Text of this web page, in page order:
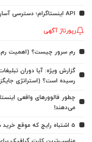
API اینستاگرام؛ دسترسی آسان، سریع و بدون محدودیت به اطلاعات اینستاگرام
رپورتاژ آگهی
رم سرور چیست؟ (اهمیت رم
گزارش ویژه: آیا دوران
رسیده است؟ (استراتژی
چطور فالوورهای واقعی
می‌دهند!
5 اشتباه رایج که موقع خرید ساعت هوشمند طرح اپل واچ نباید انجام بدید!